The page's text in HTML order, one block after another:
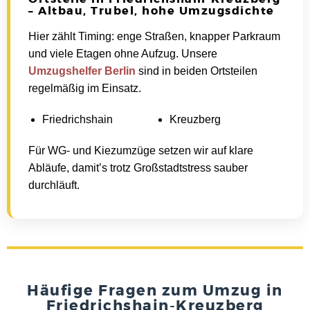
– Altbau, Trubel, hohe Umzugsdichte
Hier zählt Timing: enge Straßen, knapper Parkraum
und viele Etagen ohne Aufzug. Unsere
Umzugshelfer Berlin sind in beiden Ortsteilen
regelmäßig im Einsatz.
Friedrichshain Kreuzberg
Für WG- und Kiezumzüge setzen wir auf klare
Abläufe, damit’s trotz Großstadtstress sauber
durchläuft.
Häufige Fragen zum Umzug in